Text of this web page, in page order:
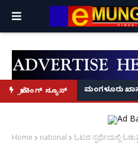
ಬ್ರೇಕಿಂಗ್ ನ್ಯೂಸ್
ವಶಕ್ಕೆ!ಸಾವು: ಅಂತ್ಯಕ್ರಿಯೆಗೂ ಬಾರದ
ಮಂಗಳೂರು
Home national
ಓಟದ ಸ್ಪರ್ಧೆಯಲ್ಲಿ